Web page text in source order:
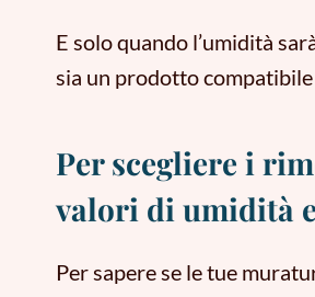
E solo quando l’umidità
sia un prodotto
Per scegliere i
valori di umidità
Per sapere se le tue